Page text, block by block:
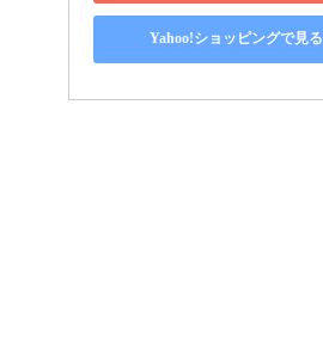
Yahoo!ショッピングで見る